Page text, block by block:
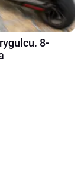
8-